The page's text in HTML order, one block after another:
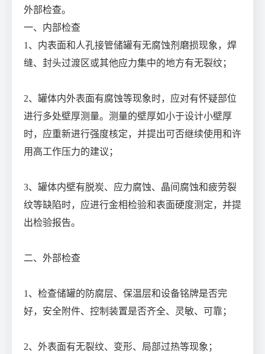
外部检查。
一、内部检查
1、内表面和人孔接管储罐有无腐蚀剂磨损现象，焊
缝、封头过渡区或其他应力集中的地方有无裂纹；
2、罐体内外表面有腐蚀等现象时，应对有怀疑部位
进行多处壁厚测量。测量的壁厚如小于设计小壁厚
时，应重新进行强度核定，并提出可否继续使用和许
用高工作压力的建议；
3、罐体内壁有脱炭、应力腐蚀、晶间腐蚀和疲劳裂
纹等缺陷时，应进行金相检验和表面硬度测定，并提
出检验报告。
二、外部检查
1、检查储罐的防腐层、保温层和设备铭牌是否完
好，安全附件、控制装置是否齐全、灵敏、可靠；
2、外表面有无裂纹、变形、局部过热等现象；